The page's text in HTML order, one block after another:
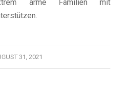
arme Familien mit
31, 2021